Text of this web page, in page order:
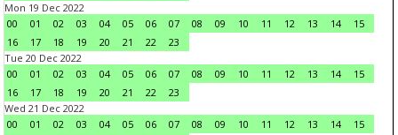
Mon 19 Dec 2022
00
01 02 03 04 05 06 07 08 09 10 11 12 13 14
15
16
17 18 19 20 21 22
23
Tue 20 Dec 2022
00
01 02 03 04 05 06 07 08 09 10 11 12 13 14
15
16
17 18 19 20 21 22
23
Wed 21 Dec 2022
00
01 02 03 04 05 06 07 08 09 10 11 12 13 14
15